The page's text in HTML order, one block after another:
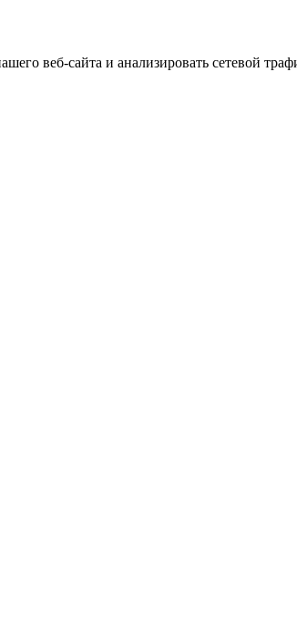
веб-сайта и анализировать сетевой